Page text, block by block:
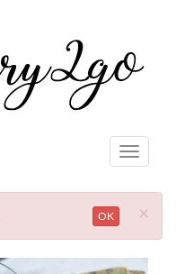
Toggle
×
OK